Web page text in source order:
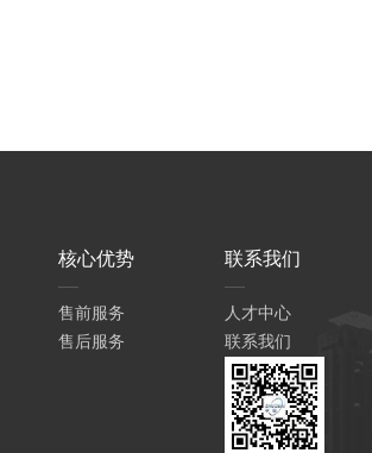
核心优势
售前服务
售后服务
联系我们
人才中心
联系我们